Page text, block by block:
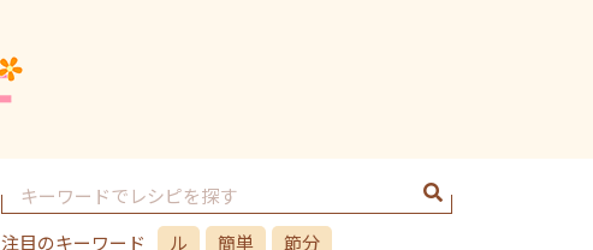
注目のキーワード ル 簡単 節分